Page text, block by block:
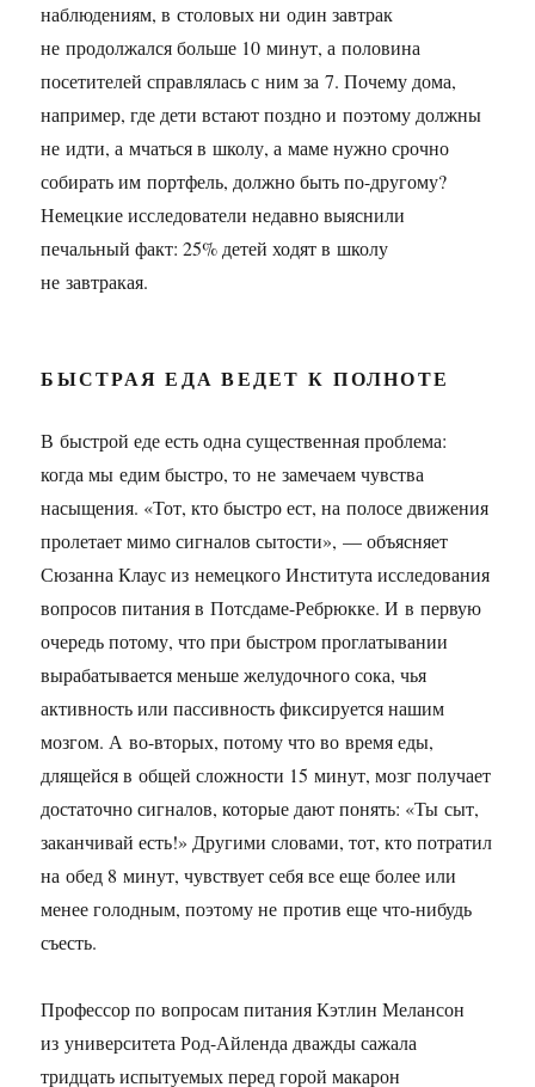
наблюдениям, в столовых ни один завтрак
не продолжался больше 10 минут, а половина
посетителей справлялась с ним за 7. Почему дома,
например, где дети встают поздно и поэтому должны
не идти, а мчаться в школу, а маме нужно срочно
собирать им портфель, должно быть по-другому?
Немецкие исследователи недавно выяснили
печальный факт: 25% детей ходят в школу
не завтракая.
БЫСТРАЯ ЕДА ВЕДЕТ К ПОЛНОТЕ
В быстрой еде есть одна существенная проблема:
когда мы едим быстро, то не замечаем чувства
насыщения. «Тот, кто быстро ест, на полосе движения
пролетает мимо сигналов сытости», — объясняет
Сюзанна Клаус из немецкого Института исследования
вопросов питания в Потсдаме-Ребрюкке. И в первую
очередь потому, что при быстром проглатывании
вырабатывается меньше желудочного сока, чья
активность или пассивность фиксируется нашим
мозгом. А во-вторых, потому что во время еды,
длящейся в общей сложности 15 минут, мозг получает
достаточно сигналов, которые дают понять: «Ты сыт,
заканчивай есть!» Другими словами, тот, кто потратил
на обед 8 минут, чувствует себя все еще более или
менее голодным, поэтому не против еще что-нибудь
съесть.
Профессор по вопросам питания Кэтлин Мелансон
из университета Род-Айленда дважды сажала
тридцать испытуемых перед горой макарон